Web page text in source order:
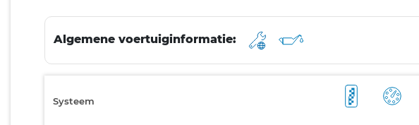
Algemene voertuiginformatie:
Systeem